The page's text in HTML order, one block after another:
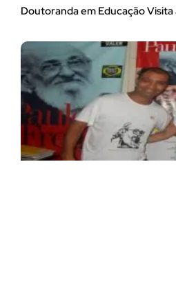
Doutoranda em Educação Visita